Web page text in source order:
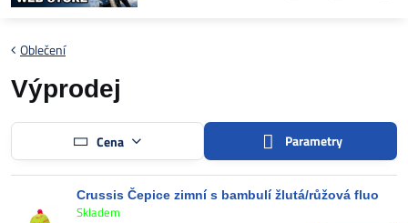
Oblečení
Výprodej
Cena Parametry
Crussis Čepice zimní s bambulí žlutá/růžová fluo
Skladem